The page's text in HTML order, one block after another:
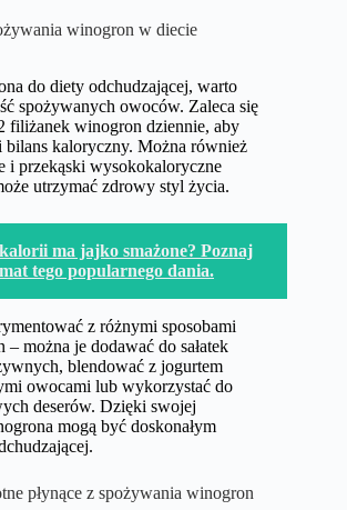
winogron w diecie
do diety odchudzającej, warto
spożywanych owoców. Zaleca się
filiżanek winogron dziennie, aby
bilans kaloryczny. Można również
i przekąski wysokokaloryczne
utrzymać zdrowy styl życia.
ma jajko smażone? Poznaj
tego popularnego dania.
z różnymi sposobami
można je dodawać do sałatek
blendować z jogurtem
owocami lub wykorzystać do
deserów. Dzięki swojej
mogą być doskonałym
płynące z spożywania winogron